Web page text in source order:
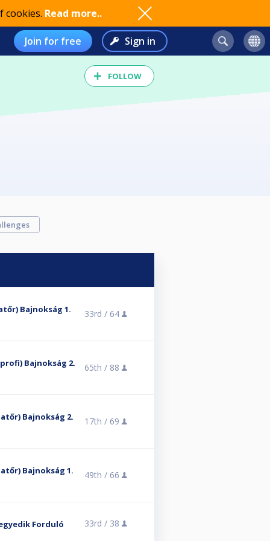
cookies. Read more..
Join for free Sign in
FOLLOW
Bajnokság 1.
33rd / 64
Bajnokság 2.
65th / 88
Bajnokság 2.
17th / 69
Bajnokság 1.
49th / 66
Forduló 33rd / 38